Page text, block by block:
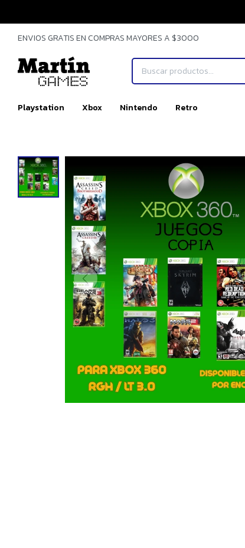
Playstation Xbox Nintendo Retro
ENVIOS GRATIS EN COMPRAS MAYORES A $3000